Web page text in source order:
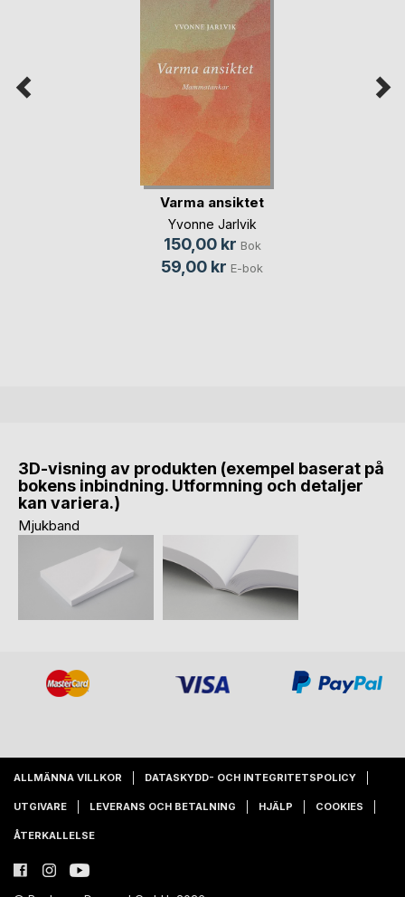
Varma ansiktet
Yvonne Jarlvik
150,00 kr Bok
59,00 kr E-bok
3D-visning av produkten (exempel baserat på
bokens inbindning. Utformning och detaljer
kan variera.)
Mjukband
ALLMÄNNA VILLKOR DATASKYDD- OCH INTEGRITETSPOLICY
UTGIVARE LEVERANS OCH BETALNING HJÄLP COOKIES
ÅTERKALLELSE